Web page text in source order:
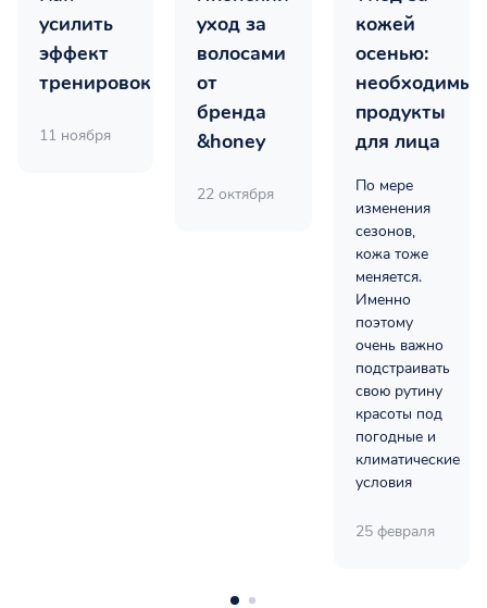
усилить
эффект
тренировок
11 ноября
уход за
волосами
от
бренда
&honey
22 октября
кожей
осенью:
необходимые
продукты
для лица
По мере
изменения
сезонов,
кожа тоже
меняется.
Именно
поэтому
очень важно
подстраивать
свою рутину
красоты под
погодные и
климатические
условия
25 февраля